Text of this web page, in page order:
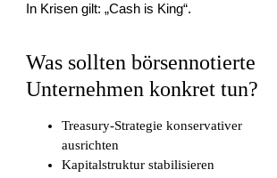
In Krisen gilt: „Cash is King“.
Was sollten börsennotierte
Unternehmen konkret tun?
Treasury-Strategie konservativer
ausrichten
Kapitalstruktur stabilisieren